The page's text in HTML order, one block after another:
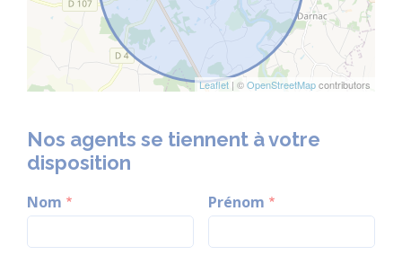
Leaflet | ©OpenStreetMapcontributors
Nos agents se tiennent à votre
disposition
Nom Prénom